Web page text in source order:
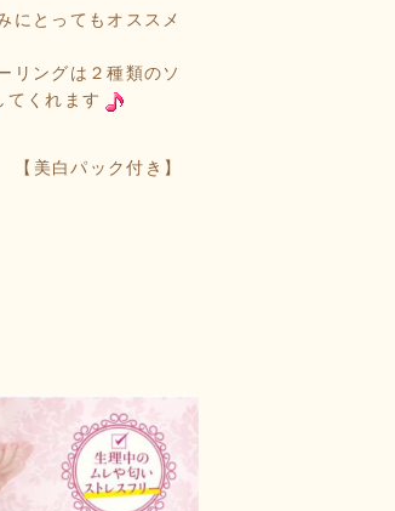
にとってもオススメ
リングは２種類のソ
てくれます
美白パック付き】